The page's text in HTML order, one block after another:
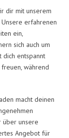
dir mit unserem
erfahrenen
ein,
sich auch um
dich entspannt
während
macht deinen
über unsere
Angebot für